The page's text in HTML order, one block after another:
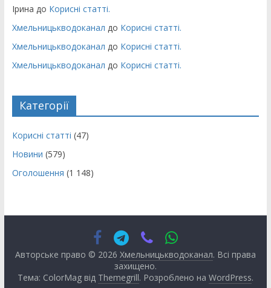
Ірина до Корисні статті.
Хмельницькводоканал до Корисні статті.
Хмельницькводоканал до Корисні статті.
Хмельницькводоканал до Корисні статті.
Категорії
Корисні статті (47)
Новини (579)
Оголошення (1 148)
Авторське право © 2026 Хмельницькводоканал. Всі права
захищено.
Тема: ColorMag від Themegrill. Розроблено на WordPress.